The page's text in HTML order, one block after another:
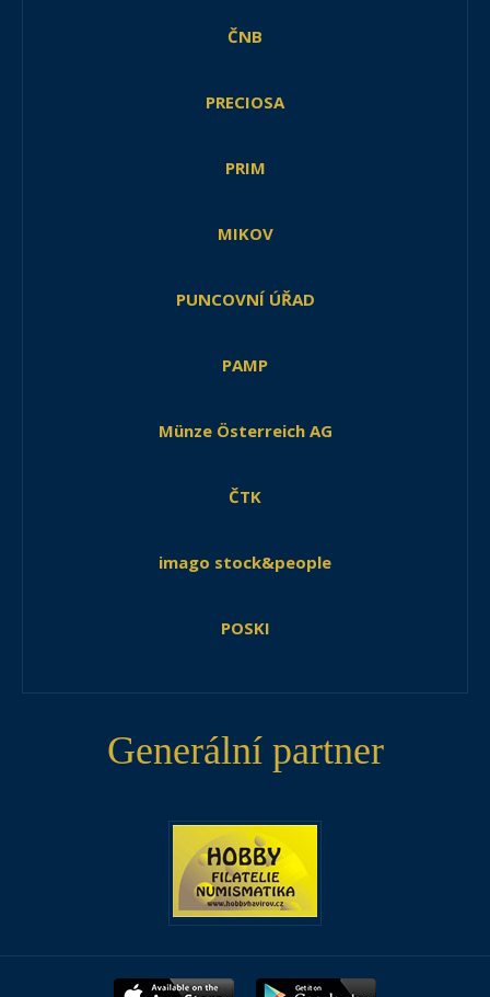
ČNB
PRECIOSA
PRIM
MIKOV
PUNCOVNÍ ÚŘAD
PAMP
Münze Österreich AG
ČTK
imago stock&people
POSKI
Generální partner